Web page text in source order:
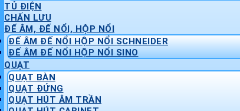
TỦ ĐIỆN
CHẤN LƯU
ĐẾ ÂM, ĐẾ NỔI, HỘP NỔI
ĐẾ ÂM ĐẾ NỔI HỘP NỔI SCHNEIDER
ĐẾ ÂM ĐẾ NỔI HỘP NỔI SINO
QUẠT
QUẠT BÀN
QUẠT ĐỨNG
QUẠT HÚT ÂM TRẦN